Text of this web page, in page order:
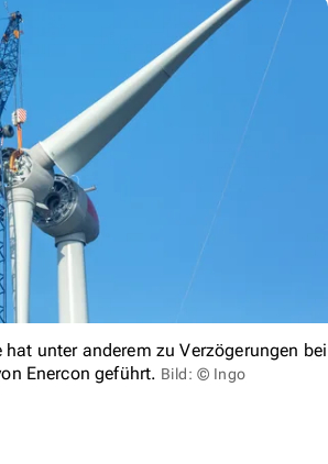
unter anderem zu Verzögerungen bei
Enercon geführt. Bild: © Ingo